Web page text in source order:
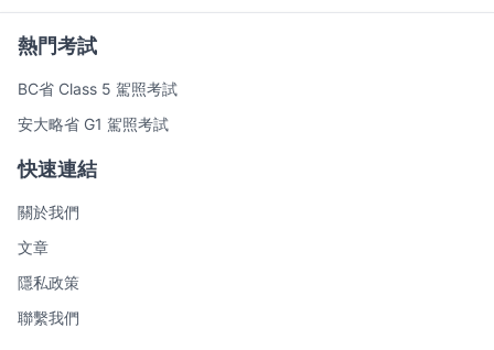
熱門考試
BC省 Class 5 駕照考試
安大略省 G1 駕照考試
快速連結
關於我們
文章
隱私政策
聯繫我們